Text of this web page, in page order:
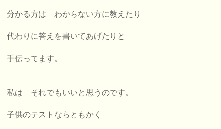
分かる方は わからない方に教えたり
代わりに答えを書いてあげたりと
手伝ってます。
私は それでもいいと思うのです。
子供のテストならともかく